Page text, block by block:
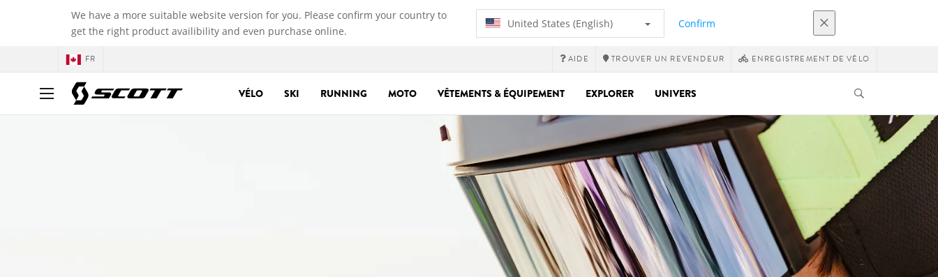
We have a more suitable website version for you. Please confirm your country to
get the right product availibility and even purchase online.
United States (English) Confirm
FR AIDE TROUVER UN REVENDEUR ENREGISTREMENT DE VÉLO
VÉLO SKI RUNNING MOTO VÊTEMENTS & ÉQUIPEMENT EXPLORER UNIVERS